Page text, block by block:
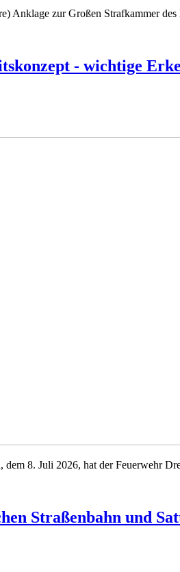
Anklage zur Großen Strafkammer
- wichtige
8. Juli 2026, hat der Feuerwehr
Straßenbahn und